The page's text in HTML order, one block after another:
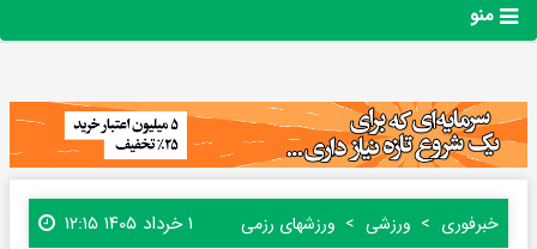
منو
خبرفوری ورزشی ورزشهای رزمی ۱ خرداد ۱۴۰۵ ۱۲:۱۵